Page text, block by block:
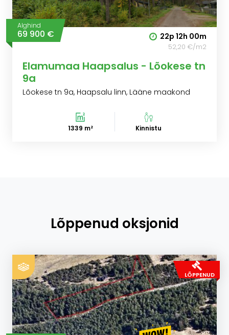
Alghind
69 900 € 22p 12h 00m
52,20 €/m2
Elamumaa Haapsalus - Lõokese tn
9a
Lõokese tn 9a, Haapsalu linn, Lääne maakond
1339 m² Kinnistu
Lõppenud oksjonid
LÕPPENUD